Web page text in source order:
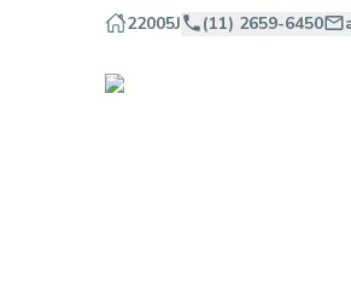
22005J (11) 2659-6450